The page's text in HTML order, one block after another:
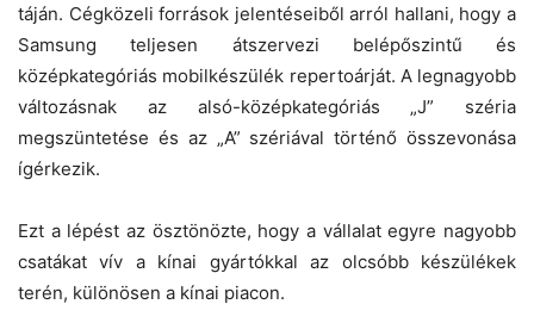
táján. Cégközeli források jelentéseiből arról hallani, hogy a
Samsung teljesen átszervezi belépőszintű és
középkategóriás mobilkészülék repertoárját. A legnagyobb
változásnak az alsó-középkategóriás „J” széria
megszüntetése és az „A” szériával történő összevonása
ígérkezik.
Ezt a lépést az ösztönözte, hogy a vállalat egyre nagyobb
csatákat vív a kínai gyártókkal az olcsóbb készülékek
terén, különösen a kínai piacon.